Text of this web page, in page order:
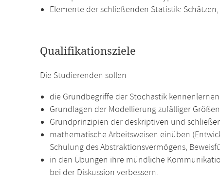
Elemente der schließenden Statistik:
Qualifikationsziele
Die Studierenden sollen
die Grundbegriffe der Stochastik
Grundlagen der Modellierung zufälliger
Grundprinzipien der deskriptiven und
mathematische Arbeitsweisen einüben
Schulung des Abstraktionsvermögens,
in den Übungen ihre mündliche
bei der Diskussion verbessern.